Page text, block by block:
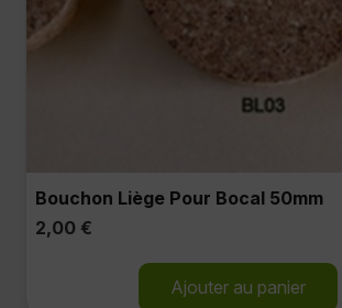
Bouchon Liège Pour Bocal 50mm
2,00 €
Ajouter au panier